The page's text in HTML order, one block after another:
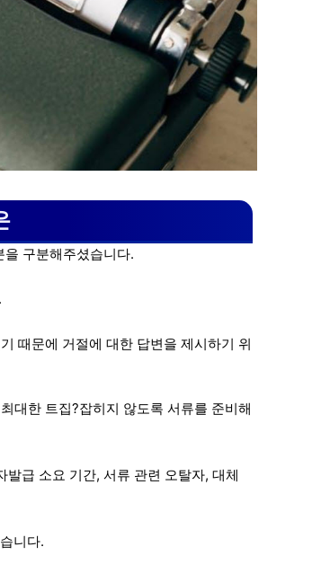
구분해주셨습니다.
때문에 거절에 대한 답변을 제시하기 위
대한 트집?잡히지 않도록 서류를 준비해
급 소요 기간, 서류 관련 오탈자, 대체
니다.